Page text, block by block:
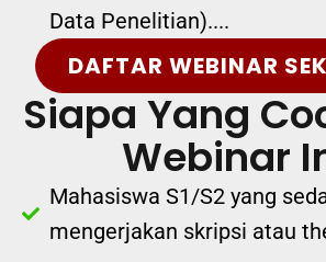
Data Penelitian)....
DAFTAR WEBINAR
Siapa Yang
Webinar
Mahasiswa S1/S2 yang
mengerjakan skripsi atau